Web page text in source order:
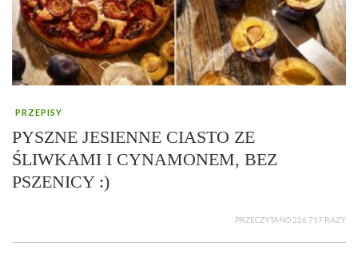
PRZEPISY
PYSZNE JESIENNE CIASTO ZE
ŚLIWKAMI I CYNAMONEM, BEZ
PSZENICY :)
PRZECZYTANO 226 717 RAZY